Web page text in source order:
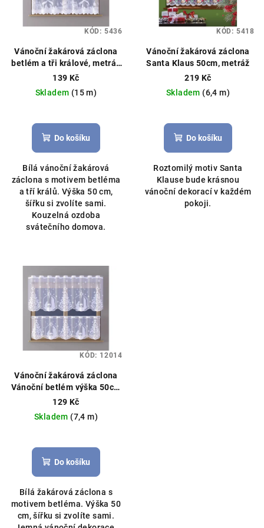
Vánoční žakárová záclona
betlém a tři králové, metráž
výška 50cm bílá
139 Kč
Skladem (15 m)
hodnocení
produktu
z
5
hvězdiček.
Do košíku
Bílá vánoční žakárová
záclona s motivem betléma
a tří králů. Výška 50 cm,
šířku si zvolíte sami.
Kouzelná ozdoba
svátečního domova.
KÓD: 5436
Vánoční žakárová záclona
Santa Klaus 50cm, metráž
219 Kč
Skladem (6,4 m)
hodnocení
produktu
z
5
hvězdiček.
Do košíku
Roztomilý motiv Santa
Klause bude krásnou
vánoční dekorací v každém
pokoji.
KÓD: 5418
Vánoční žakárová záclona
Vánoční betlém výška 50cm
Vánoční záclona, možné
129 Kč
Skladem (7,4 m)
Do košíku
Bílá žakárová záclona s
motivem betléma. Výška 50
cm, šířku si zvolíte sami.
KÓD: 12014